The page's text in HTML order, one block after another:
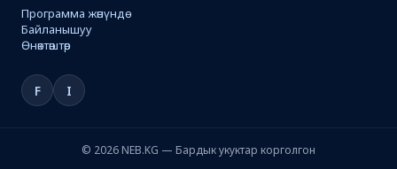
Программа жөнүндө
Байланышуу
Өнөктөштөр
F I
© 2026 NEB.KG — Бардык укуктар корголгон